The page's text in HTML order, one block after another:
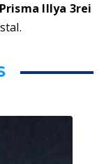
Illya 3rei